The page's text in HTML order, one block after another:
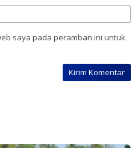
saya pada peramban ini untuk